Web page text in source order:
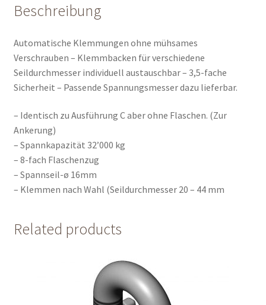
Beschreibung
Automatische Klemmungen ohne mühsames
Verschrauben – Klemmbacken für verschiedene
Seildurchmesser individuell austauschbar – 3,5-fache
Sicherheit – Passende Spannungsmesser dazu lieferbar.
– Identisch zu Ausführung C aber ohne Flaschen. (Zur
Ankerung)
– Spannkapazität 32’000 kg
– 8-fach Flaschenzug
– Spannseil-ø 16mm
– Klemmen nach Wahl (Seildurchmesser 20 – 44 mm
Related products